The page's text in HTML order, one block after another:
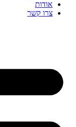
אודות
צרו קשר